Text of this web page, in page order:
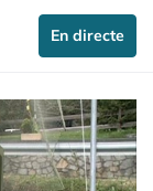
En directe